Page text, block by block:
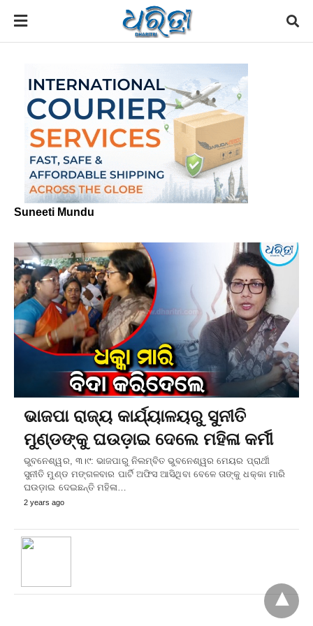
Suneeti Mundu
ଭାଜପା ରାଜ୍ୟ କାର୍ଯ୍ୟାଳୟରୁ ସୁନୀତି
ମୁଣ୍ଡଙ୍କୁ ଘଉଡ଼ାଇ ଦେଲେ ମହିଳା କର୍ମୀ
ଭୁବନେଶ୍ୱର, ୩।୯: ଭାଜପାରୁ ନିଲମ୍ବିତ ଭୁବନେଶ୍ୱର ମେୟର ପ୍ରାର୍ଥୀ
ସୁନୀତି ମୁଣ୍ଡ ମଙ୍ଗଳବାର ପାର୍ଟି ଅଫିସ ଆସିଥିବା ବେଳେ ତାଙ୍କୁ ଧକ୍କା ମାରି
ଘଉଡ଼ାଇ ଦେଇଛନ୍ତି ମହିଳା…
2 years ago